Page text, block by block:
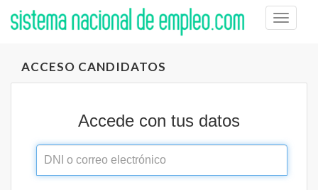
Toggle
ACCESO CANDIDATOS
Accede con tus datos